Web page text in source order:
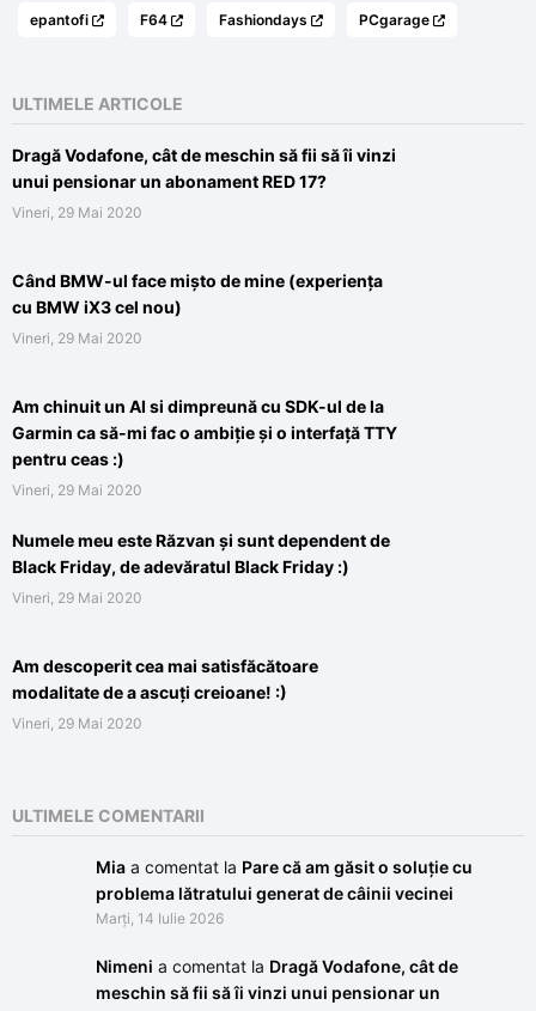
epantofi F64 Fashiondays PCgarage
ULTIMELE ARTICOLE
Dragă Vodafone, cât de meschin să fii să îi vinzi
unui pensionar un abonament RED 17?
Vineri, 29 Mai 2020
Când BMW-ul face mișto de mine (experiența
cu BMW iX3 cel nou)
Vineri, 29 Mai 2020
Am chinuit un AI si dimpreună cu SDK-ul de la
Garmin ca să-mi fac o ambiție și o interfață TTY
pentru ceas :)
Vineri, 29 Mai 2020
Numele meu este Răzvan și sunt dependent de
Black Friday, de adevăratul Black Friday :)
Vineri, 29 Mai 2020
Am descoperit cea mai satisfăcătoare
modalitate de a ascuți creioane! :)
Vineri, 29 Mai 2020
ULTIMELE COMENTARII
Mia a comentat la Pare că am găsit o soluție cu
problema lătratului generat de câinii vecinei
Marți, 14 Iulie 2026
Nimeni a comentat la Dragă Vodafone, cât de
meschin să fii să îi vinzi unui pensionar un